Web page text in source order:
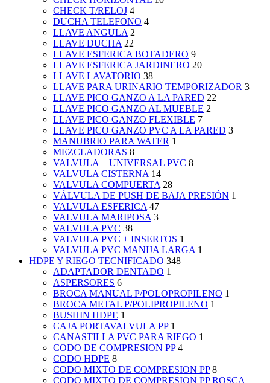
CHECK T/RELOJ 4
DUCHA TELEFONO 4
LLAVE ANGULA 2
LLAVE DUCHA 22
LLAVE ESFERICA BOTADERO 9
LLAVE ESFERICA JARDINERO 20
LLAVE LAVATORIO 38
LLAVE PARA URINARIO TEMPORIZADOR 3
LLAVE PICO GANZO A LA PARED 22
LLAVE PICO GANZO AL MUEBLE 2
LLAVE PICO GANZO FLEXIBLE 7
LLAVE PICO GANZO PVC A LA PARED 3
MANUBRIO PARA WATER 1
MEZCLADORAS 8
VALVULA + UNIVERSAL PVC 8
VALVULA CISTERNA 14
VALVULA COMPUERTA 28
VÁLVULA DE PUSH DE BAJA PRESIÓN 1
VALVULA ESFERICA 47
VALVULA MARIPOSA 3
VALVULA PVC 38
VALVULA PVC + INSERTOS 1
VALVULA PVC MANIJA LARGA 1
HDPE Y RIEGO TECNIFICADO 348
ADAPTADOR DENTADO 1
ASPERSORES 6
BROCA MANUAL P/POLOPROPILENO 1
BROCA METAL P/POLIPROPILENO 1
BUSHIN HDPE 1
CAJA PORTAVALVULA PP 1
CANASTILLA PVC PARA RIEGO 1
CODO DE COMPRESION PP 4
CODO HDPE 8
CODO MIXTO DE COMPRESION PP 8
CODO MIXTO DE COMPRESION PP ROSCA